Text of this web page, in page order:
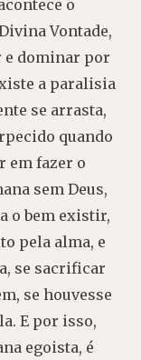
o
Vontade,
e dominar por
a paralisia
se arrasta,
quando
em fazer o
sem Deus,
o bem existir,
pela alma, e
se sacrificar
se houvesse
E por isso,
egoista, é